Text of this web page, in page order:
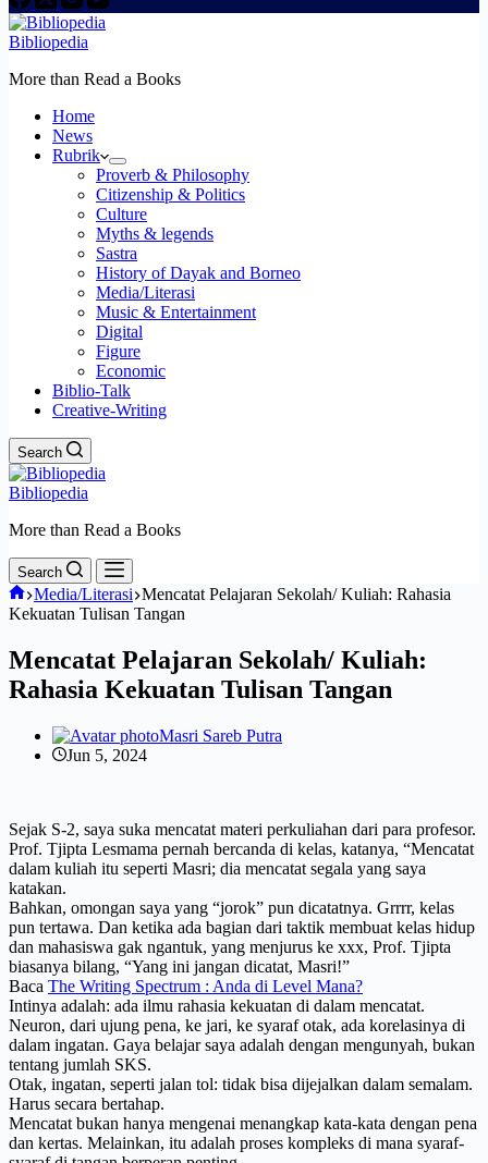
Bibliopedia
More than Read a Books
Home
News
Rubrik
Proverb & Philosophy
Citizenship & Politics
Culture
Myths & legends
Sastra
History of Dayak and Borneo
Media/Literasi
Music & Entertainment
Digital
Figure
Economic
Biblio-Talk
Creative-Writing
Search
Bibliopedia
More than Read a Books
Search
Home
Media/Literasi Mencatat Pelajaran Sekolah/ Kuliah: Rahasia
Kekuatan Tulisan Tangan
Mencatat Pelajaran Sekolah/ Kuliah:
Rahasia Kekuatan Tulisan Tangan
Masri Sareb Putra
Jun 5, 2024
Sejak S-2, saya suka mencatat materi perkuliahan dari para profesor.
Prof. Tjipta Lesmama pernah bercanda di kelas, katanya, “Mencatat
dalam kuliah itu seperti Masri; dia mencatat segala yang saya
katakan.
Bahkan, omongan saya yang “jorok” pun dicatatnya. Grrrr, kelas
pun tertawa. Dan ketika ada bagian dari taktik membuat kelas hidup
dan mahasiswa gak ngantuk, yang menjurus ke xxx, Prof. Tjipta
biasanya bilang, “Yang ini jangan dicatat, Masri!”
Baca The Writing Spectrum : Anda di Level Mana?
Intinya adalah: ada ilmu rahasia kekuatan di dalam mencatat.
Neuron, dari ujung pena, ke jari, ke syaraf otak, ada korelasinya di
dalam ingatan. Gaya belajar saya adalah dengan mengunyah, bukan
tentang jumlah SKS.
Otak, ingatan, seperti jalan tol: tidak bisa dijejalkan dalam semalam.
Harus secara bertahap.
Mencatat bukan hanya mengenai menangkap kata-kata dengan pena
dan kertas. Melainkan, itu adalah proses kompleks di mana syaraf-